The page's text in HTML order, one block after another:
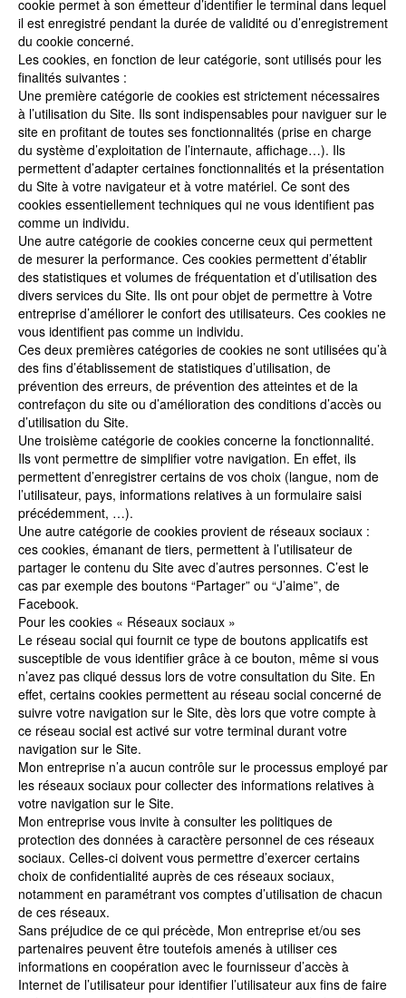
cookie permet à son émetteur d’identifier le terminal dans lequel
il est enregistré pendant la durée de validité ou d’enregistrement
du cookie concerné.
Les cookies, en fonction de leur catégorie, sont utilisés pour les
finalités suivantes :
Une première catégorie de cookies est strictement nécessaires
à l’utilisation du Site. Ils sont indispensables pour naviguer sur le
site en profitant de toutes ses fonctionnalités (prise en charge
du système d’exploitation de l’internaute, affichage…). Ils
permettent d’adapter certaines fonctionnalités et la présentation
du Site à votre navigateur et à votre matériel. Ce sont des
cookies essentiellement techniques qui ne vous identifient pas
comme un individu.
Une autre catégorie de cookies concerne ceux qui permettent
de mesurer la performance. Ces cookies permettent d’établir
des statistiques et volumes de fréquentation et d’utilisation des
divers services du Site. Ils ont pour objet de permettre à Votre
entreprise d’améliorer le confort des utilisateurs. Ces cookies ne
vous identifient pas comme un individu.
Ces deux premières catégories de cookies ne sont utilisées qu’à
des fins d’établissement de statistiques d’utilisation, de
prévention des erreurs, de prévention des atteintes et de la
contrefaçon du site ou d’amélioration des conditions d’accès ou
d’utilisation du Site.
Une troisième catégorie de cookies concerne la fonctionnalité.
Ils vont permettre de simplifier votre navigation. En effet, ils
permettent d’enregistrer certains de vos choix (langue, nom de
l’utilisateur, pays, informations relatives à un formulaire saisi
précédemment, …).
Une autre catégorie de cookies provient de réseaux sociaux :
ces cookies, émanant de tiers, permettent à l’utilisateur de
partager le contenu du Site avec d’autres personnes. C’est le
cas par exemple des boutons “Partager” ou “J’aime”, de
Facebook.
Pour les cookies « Réseaux sociaux »
Le réseau social qui fournit ce type de boutons applicatifs est
susceptible de vous identifier grâce à ce bouton, même si vous
n’avez pas cliqué dessus lors de votre consultation du Site. En
effet, certains cookies permettent au réseau social concerné de
suivre votre navigation sur le Site, dès lors que votre compte à
ce réseau social est activé sur votre terminal durant votre
navigation sur le Site.
Mon entreprise n’a aucun contrôle sur le processus employé par
les réseaux sociaux pour collecter des informations relatives à
votre navigation sur le Site.
Mon entreprise vous invite à consulter les politiques de
protection des données à caractère personnel de ces réseaux
sociaux. Celles-ci doivent vous permettre d’exercer certains
choix de confidentialité auprès de ces réseaux sociaux,
notamment en paramétrant vos comptes d’utilisation de chacun
de ces réseaux.
Sans préjudice de ce qui précède, Mon entreprise et/ou ses
partenaires peuvent être toutefois amenés à utiliser ces
informations en coopération avec le fournisseur d’accès à
Internet de l’utilisateur pour identifier l’utilisateur aux fins de faire